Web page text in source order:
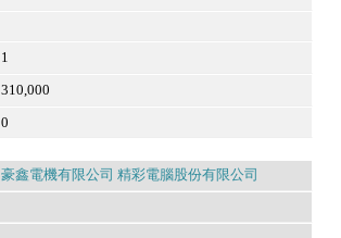
1
310,000
0
豪鑫電機有限公司 精彩電腦股份有限公司